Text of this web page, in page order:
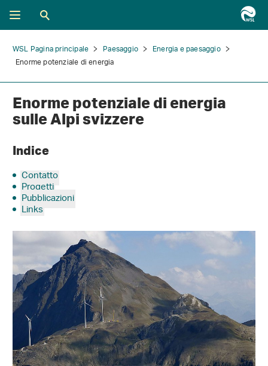
WSL Pagina principale Paesaggio
Energia e paesaggio
Enorme potenziale di energia
Enorme potenziale di energia
sulle Alpi svizzere
Indice
Contatto
Progetti
Pubblicazioni
Links